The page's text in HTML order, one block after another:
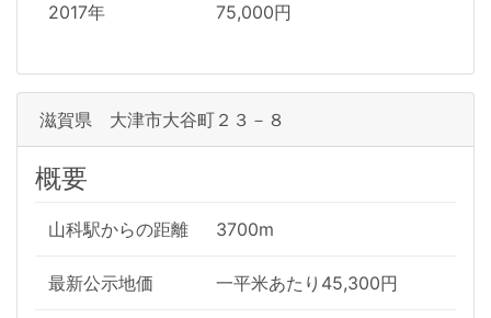
2017年 75,000円
滋賀県 大津市大谷町２３－８
概要
山科駅からの距離 3700m
最新公示地価 一平米あたり45,300円